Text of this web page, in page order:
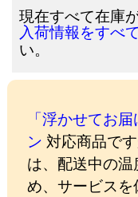
現在すべて在庫
入荷情報をすべ
い。
「浮かせてお
ン 対応商品で
は、配送中の
め、サービスを